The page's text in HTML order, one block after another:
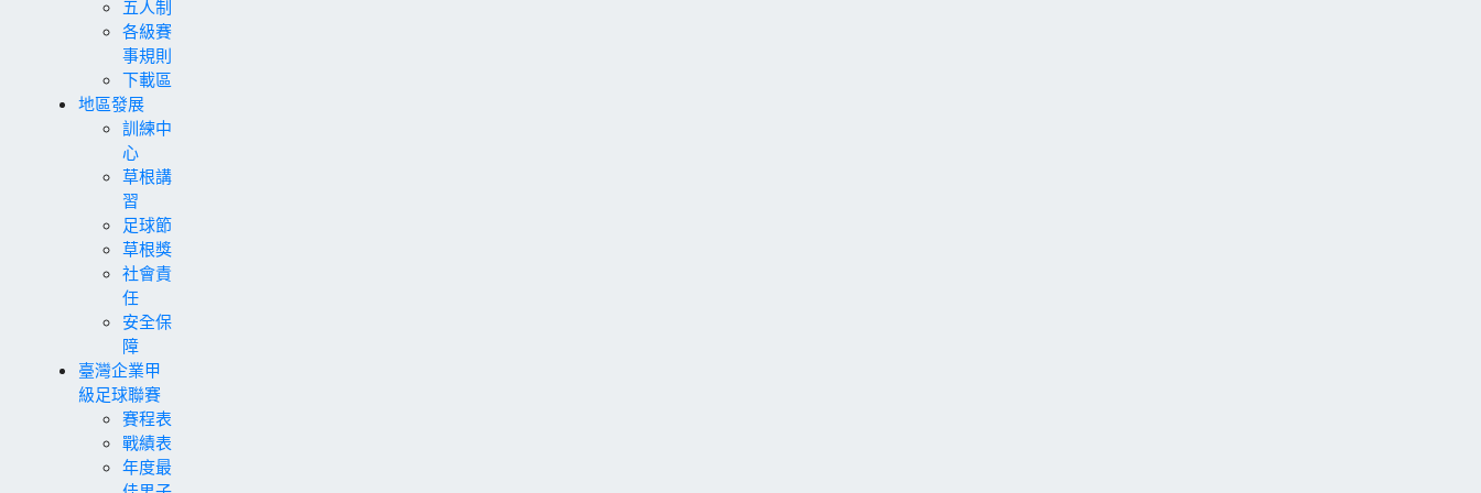
五人制
各級賽
事規則
下載區
地區發展
訓練中
心
草根講
習
足球節
草根獎
社會責
任
安全保
障
臺灣企業甲
級足球聯賽
賽程表
戰績表
年度最